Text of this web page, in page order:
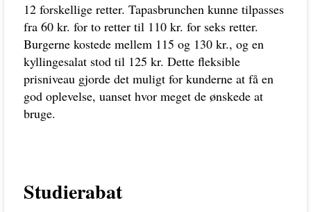
12 forskellige retter. Tapasbrunchen kunne tilpasses
fra 60 kr. for to retter til 110 kr. for seks retter.
Burgerne kostede mellem 115 og 130 kr., og en
kyllingesalat stod til 125 kr. Dette fleksible
prisniveau gjorde det muligt for kunderne at få en
god oplevelse, uanset hvor meget de ønskede at
bruge.
Studierabat